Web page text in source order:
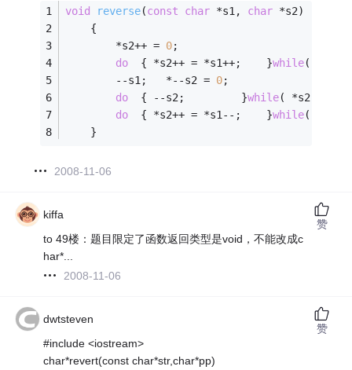
void reverse(const char *s1, char *s2)
	{
		*s2++ =
0;
do
	{ *s2++ = *s1++;	}
while( *s1
		--s1;	*--s2 =
0;
do
	{ --s2;			}
while( *s2 );
do
	{ *s2++ = *s1--;	}
while( *s2
	}
2008-11-06
kiffa
to 49楼：题目限定了函数返回类型是void，不能改成c
har*...
2008-11-06
赞
dwtsteven
#include <iostream>
char*revert(const char*str,char*pp)
赞